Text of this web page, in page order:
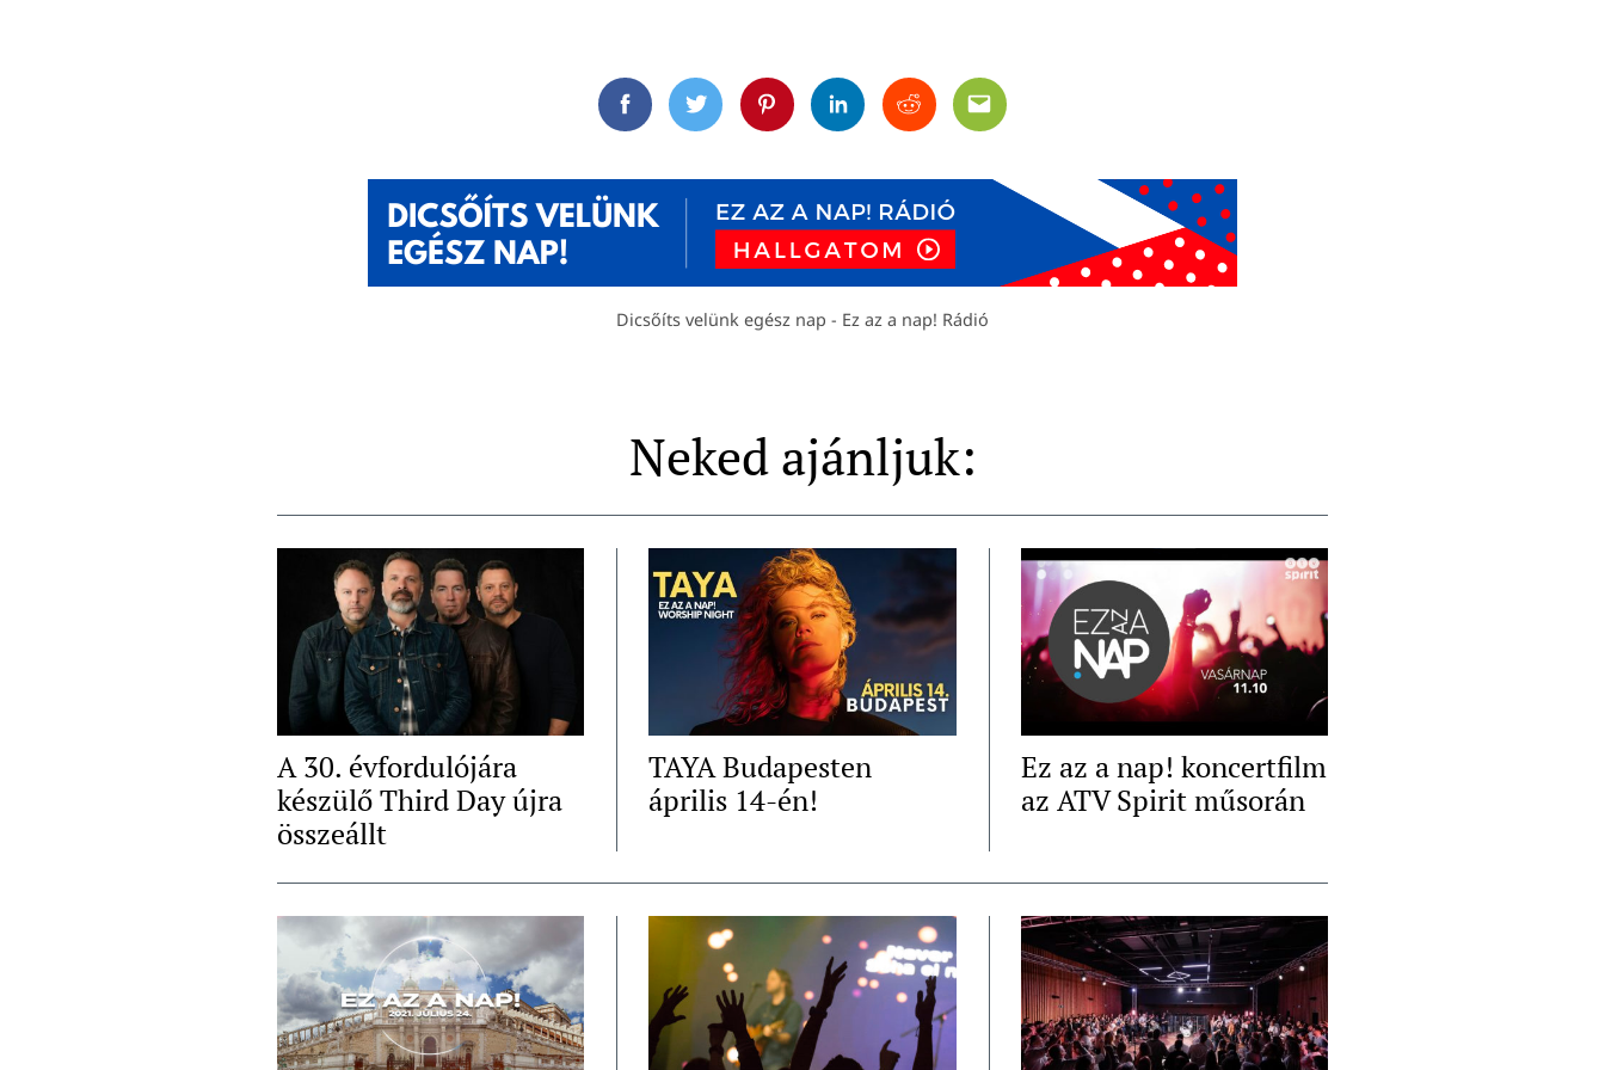
FacebookTwitterPinterestLinkedinRedditEmail
Dicsőíts velünk egész nap - Ez az a nap! Rádió
Neked ajánljuk:
A 30. évfordulójára
készülő Third Day újra
összeállt
TAYA Budapesten
április 14-én!
Ez az a nap! koncertfilm
az ATV Spirit műsorán